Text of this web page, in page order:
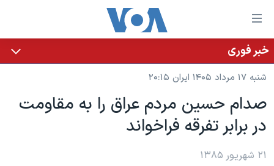
لینکهای
قابل
دسترسی
جهش
محتوای
اصلی
جهش
خانه
نسخه سبک وب‌سایت
موضوع ها
ایران
آمریکا
برنامه های تلویزیونی
جدول برنامه ها
خبر فوری
شنبه ۱۷ مرداد ۱۴۰۵ ایران ۲۰:۱۵
صدام حسين مردم عراق را به مقاومت
در برابر تفرقه فراخواند
۲۱ شهریور ۱۳۸۵